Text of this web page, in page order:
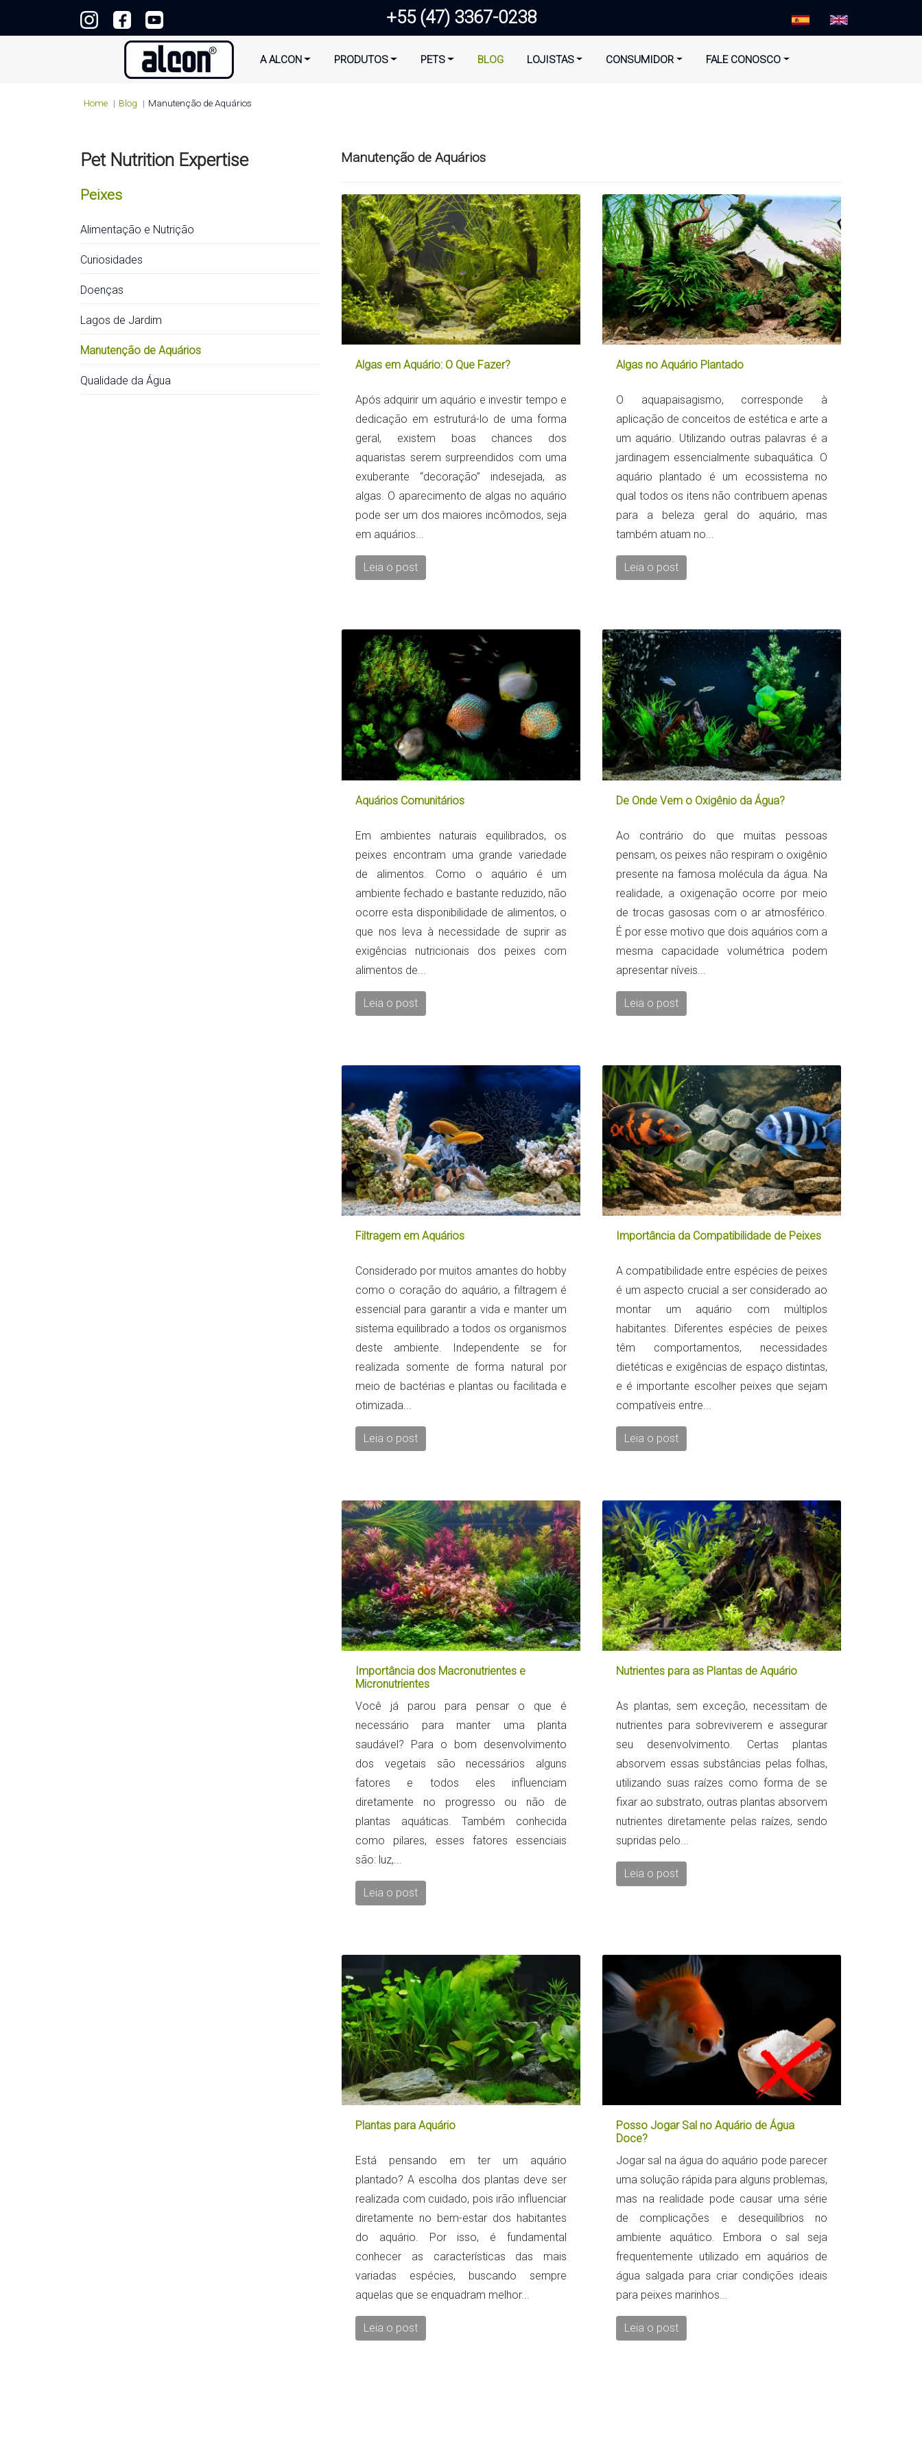
+55 (47) 3367-0238
A ALCON PRODUTOS PETS BLOG LOJISTAS CONSUMIDOR FALE CONOSCO
Home Blog Manutenção de Aquários
Pet Nutrition Expertise
Peixes
Alimentação e Nutrição
Curiosidades
Doenças
Lagos de Jardim
Manutenção de Aquários
Qualidade da Água
Manutenção de Aquários
Algas em Aquário: O Que Fazer?
Após adquirir um aquário e investir tempo e
dedicação em estruturá-lo de uma forma
geral, existem boas chances dos
aquaristas serem surpreendidos com uma
exuberante “decoração” indesejada, as
algas. O aparecimento de algas no aquário
pode ser um dos maiores incômodos, seja
em aquários...
Leia o post
Algas no Aquário Plantado
O aquapaisagismo, corresponde à
aplicação de conceitos de estética e arte a
um aquário. Utilizando outras palavras é a
jardinagem essencialmente subaquática. O
aquário plantado é um ecossistema no
qual todos os itens não contribuem apenas
para a beleza geral do aquário, mas
também atuam no...
Leia o post
Aquários Comunitários
Em ambientes naturais equilibrados, os
peixes encontram uma grande variedade
de alimentos. Como o aquário é um
ambiente fechado e bastante reduzido, não
ocorre esta disponibilidade de alimentos, o
que nos leva à necessidade de suprir as
exigências nutricionais dos peixes com
alimentos de...
Leia o post
De Onde Vem o Oxigênio da Água?
Ao contrário do que muitas pessoas
pensam, os peixes não respiram o oxigênio
presente na famosa molécula da água. Na
realidade, a oxigenação ocorre por meio
de trocas gasosas com o ar atmosférico.
É por esse motivo que dois aquários com a
mesma capacidade volumétrica podem
apresentar níveis...
Leia o post
Filtragem em Aquários
Considerado por muitos amantes do hobby
como o coração do aquário, a filtragem é
essencial para garantir a vida e manter um
sistema equilibrado a todos os organismos
deste ambiente. Independente se for
realizada somente de forma natural por
meio de bactérias e plantas ou facilitada e
otimizada...
Leia o post
Importância da Compatibilidade de Peixes
A compatibilidade entre espécies de peixes
é um aspecto crucial a ser considerado ao
montar um aquário com múltiplos
habitantes. Diferentes espécies de peixes
têm comportamentos, necessidades
dietéticas e exigências de espaço distintas,
e é importante escolher peixes que sejam
compatíveis entre...
Leia o post
Importância dos Macronutrientes e
Micronutrientes
Você já parou para pensar o que é
necessário para manter uma planta
saudável? Para o bom desenvolvimento
dos vegetais são necessários alguns
fatores e todos eles influenciam
diretamente no progresso ou não de
plantas aquáticas. Também conhecida
como pilares, esses fatores essenciais
são: luz,...
Leia o post
Nutrientes para as Plantas de Aquário
As plantas, sem exceção, necessitam de
nutrientes para sobreviverem e assegurar
seu desenvolvimento. Certas plantas
absorvem essas substâncias pelas folhas,
utilizando suas raízes como forma de se
fixar ao substrato, outras plantas absorvem
nutrientes diretamente pelas raízes, sendo
supridas pelo...
Leia o post
Plantas para Aquário
Está pensando em ter um aquário
plantado? A escolha dos plantas deve ser
realizada com cuidado, pois irão influenciar
diretamente no bem-estar dos habitantes
do aquário. Por isso, é fundamental
conhecer as características das mais
variadas espécies, buscando sempre
aquelas que se enquadram melhor...
Leia o post
Posso Jogar Sal no Aquário de Água
Doce?
Jogar sal na água do aquário pode parecer
uma solução rápida para alguns problemas,
mas na realidade pode causar uma série
de complicações e desequilíbrios no
ambiente aquático. Embora o sal seja
frequentemente utilizado em aquários de
água salgada para criar condições ideais
para peixes marinhos...
Leia o post